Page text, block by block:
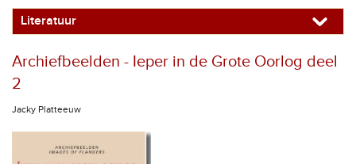
Literatuur
Archiefbeelden - Ieper in de Grote Oorlog deel
2
Jacky Platteeuw